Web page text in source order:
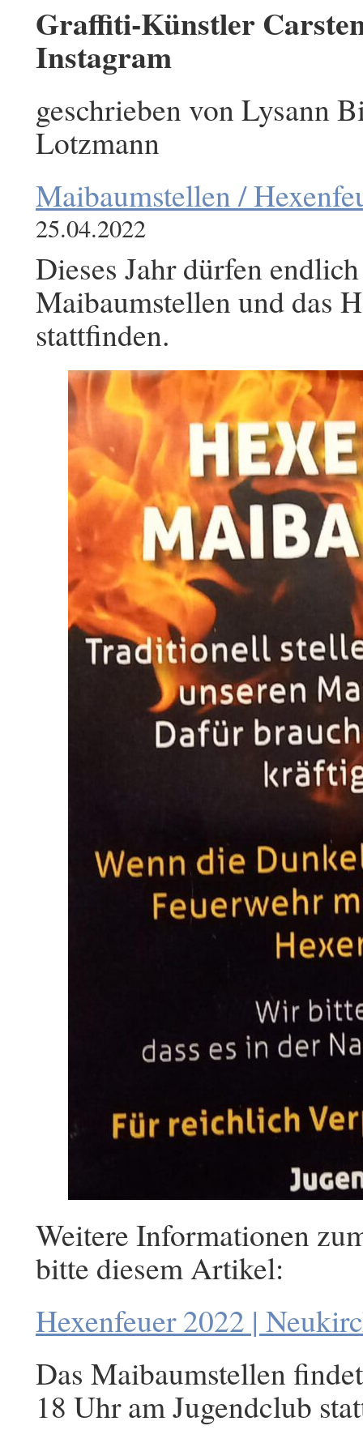
Graffiti-Künstler
Instagram
geschrieben von Lysann
Lotzmann
Maibaumstellen /
25.04.2022
Dieses Jahr dürfen
Maibaumstellen und das
stattfinden.
Weitere Informationen
bitte diesem Artikel:
Hexenfeuer 2022 |
Das Maibaumstellen
18 Uhr am Jugendclub